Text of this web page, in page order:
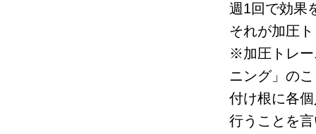
週1回で効果
それが加圧
※加圧トレー
ニング」の
付け根に各
行うことを